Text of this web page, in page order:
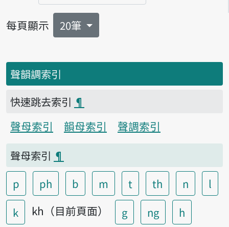
每頁顯示 20筆
聲韻調索引
快速跳去索引 ¶
聲母索引
韻母索引
聲調索引
聲母索引 ¶
p
ph b m t th n
l
k
kh（目前頁面） g ng
h